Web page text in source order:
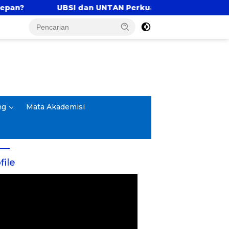
dan UNTAN Perkuat Tri Dharma Lewat Kolaborasi
Mata Akademisi